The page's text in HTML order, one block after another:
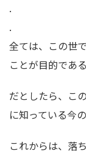
.
.
全ては、この世
ことが目的である
だとしたら、こ
に知っている今
これからは、落